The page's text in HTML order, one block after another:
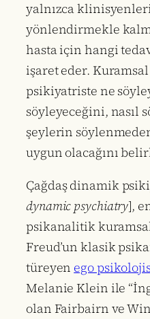
yalnızca
yönlendirmekle
hasta için hangi
işaret eder.
psikiyatriste ne
söyleyeceğini, nasıl
şeylerin
uygun olacağını
Çağdaş dinamik
dynamic psychiatry],
psikanalitik
Freud’un klasik
türeyen ego
Melanie Klein ile
olan Fairbairn ve